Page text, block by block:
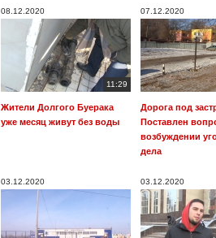
08.12.2020
11:29
Жители Долгого Буерака
уже месяц живут без воды
07.12.2020
Дорога под
Поставлен
возбуждении
дела
03.12.2020 03.12.2020